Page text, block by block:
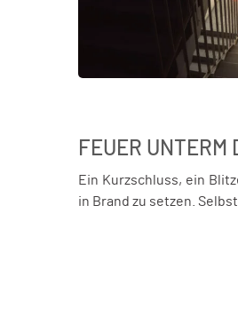
FEUER UNTERM
Ein Kurzschluss, ein
in Brand zu setzen.